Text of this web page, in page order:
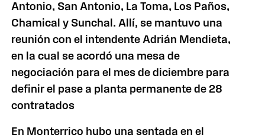
Antonio, San Antonio, La Toma, Los Paños,
Chamical y Sunchal. Allí, se mantuvo una
reunión con el intendente Adrián Mendieta,
en la cual se acordó una mesa de
negociación para el mes de diciembre para
definir el pase a planta permanente de 28
contratados
En Monterrico hubo una sentada en el